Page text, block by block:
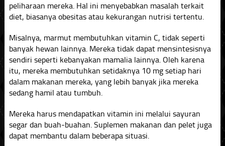
peliharaan mereka. Hal ini menyebabkan masalah terkait
diet, biasanya obesitas atau kekurangan nutrisi tertentu.
Misalnya, marmut membutuhkan vitamin C, tidak seperti
banyak hewan lainnya. Mereka tidak dapat mensintesisnya
sendiri seperti kebanyakan mamalia lainnya. Oleh karena
itu, mereka membutuhkan setidaknya 10 mg setiap hari
dalam makanan mereka, yang lebih banyak jika mereka
sedang hamil atau tumbuh.
Mereka harus mendapatkan vitamin ini melalui sayuran
segar dan buah-buahan. Suplemen makanan dan pelet juga
dapat membantu dalam beberapa situasi.